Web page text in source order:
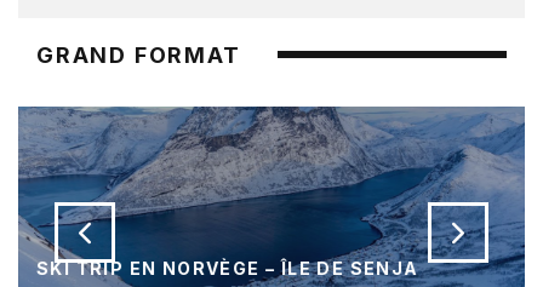
GRAND FORMAT
SKI TRIP EN NORVÈGE – ÎLE DE SENJA